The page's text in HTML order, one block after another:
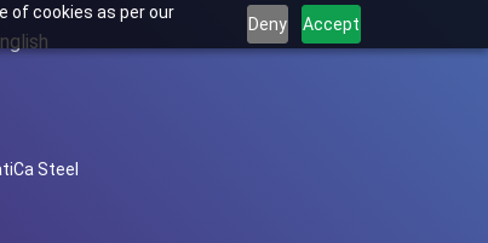
of cookies as per our
Deny Accept
Steel